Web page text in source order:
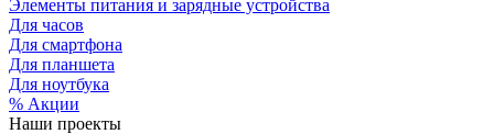
Элементы питания и зарядные устройства
Для часов
Для смартфона
Для планшета
Для ноутбука
% Акции
Наши проекты